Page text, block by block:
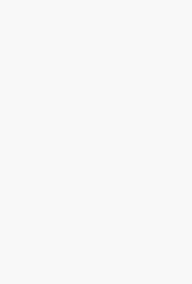
5: falleció un
Lauquen
combustibles en
de Bahía
Agosto vendrá
en gran parte